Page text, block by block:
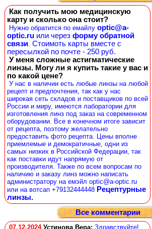
Как получить мою медицинскую
карту и сколько она стоит?
Нужно обратится по емайлу optic@a-
optic.ru или через форму обратной
связи. Стоимоть карты вместе с
пересылкой по почте - 250 руб.
У меня сложные астигматические
линзы. Могу ли я купить такие у вас и
по какой цене?
У нас в наличии есть любые линзы на любой
рецепт и предпочтения, так как у нас
широкая сеть складов и поставщиков по всей
России и миру, имеются лаборатории для
изготовления линз под заказ на современном
оборудовании. Все в конечном итоге зависит
от рецепта, поэтому желательно
предоставить фото рецепта. Цены вполне
приемлемые и демократичные, одни из
самых низких в Российской Федерации, так
как поставки идут напрямую от
производителя. Также по всем вопросам по
наличию и заказу линз можно написать
администратору на емэйл optic@a-optic.ru
или на вотсап +79132444448 Рецептурные
линзы.
Все комментарии
07.12.2024 Устинова Вера: Здравствуйте!